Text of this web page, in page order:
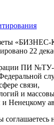
«БИЗНЕС-
22
ПИ №ТУ-
связи,
и
и Ненецкому